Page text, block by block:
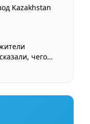
Kazakhstan
чего